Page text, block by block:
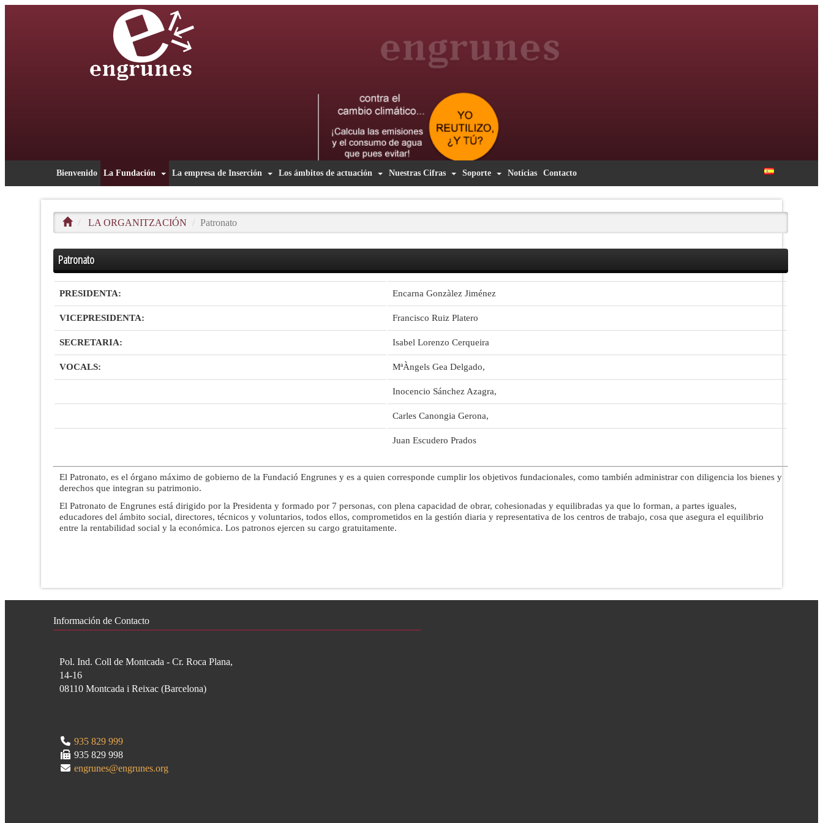
Bienvenido La Fundación La empresa de Inserción Los ámbitos de actuación Nuestras Cifras Soporte Notícias Contacto
LA ORGANITZACIÓN Patronato
Patronato
PRESIDENTA: Encarna Gonzàlez Jiménez
VICEPRESIDENTA: Francisco Ruiz Platero
SECRETARIA: Isabel Lorenzo Cerqueira
VOCALS: MªÀngels Gea Delgado,
Inocencio Sánchez Azagra,
Carles Canongia Gerona,
Juan Escudero Prados
El Patronato, es el órgano máximo de gobierno de la Fundació Engrunes y es a quien corresponde cumplir los objetivos fundacionales, como también administrar con diligencia los bienes y
derechos que integran su patrimonio.
El Patronato de Engrunes está dirigido por la Presidenta y formado por 7 personas, con plena capacidad de obrar, cohesionadas y equilibradas ya que lo forman, a partes iguales,
educadores del ámbito social, directores, técnicos y voluntarios, todos ellos, comprometidos en la gestión diaria y representativa de los centros de trabajo, cosa que asegura el equilibrio
entre la rentabilidad social y la económica. Los patronos ejercen su cargo gratuitamente.
Información de Contacto
Pol. Ind. Coll de Montcada - Cr. Roca Plana,
14-16
08110 Montcada i Reixac (Barcelona)
935 829 999
935 829 998
engrunes@engrunes.org